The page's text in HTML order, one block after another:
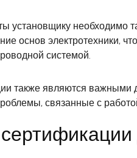
установщику необходимо
основ электротехники,
системой.
также являются важными
связанные с